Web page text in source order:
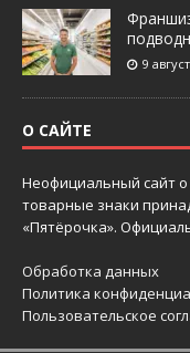
9
О САЙТЕ
Неофициальный сайт
товарные знаки
«Пятёрочка».
Обработка данных
Политика
Пользовательское